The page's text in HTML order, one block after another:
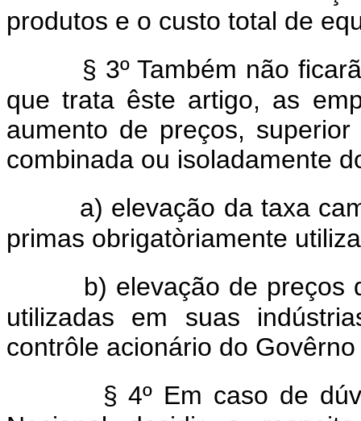
produtos e o custo total de
§ 3º Também não
que trata êste artigo, as
aumento de preços,
combinada ou isoladamente
a) elevação da taxa
primas obrigatòriamente
b) elevação de preços
utilizadas em suas
contrôle acionário do
§ 4º Em caso de